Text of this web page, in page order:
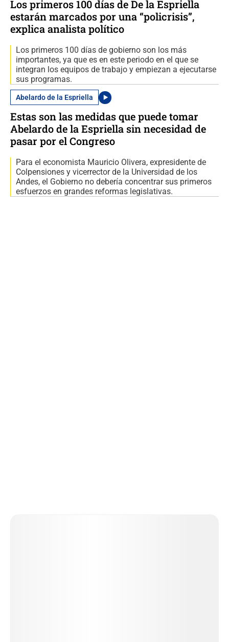
Los primeros 100 días de De la Espriella
estarán marcados por una “policrisis”,
explica analista político
Los primeros 100 días de gobierno son los más
importantes, ya que es en este periodo en el que se
integran los equipos de trabajo y empiezan a ejecutarse
sus programas.
Abelardo de la Espriella
Estas son las medidas que puede tomar
Abelardo de la Espriella sin necesidad de
pasar por el Congreso
Para el economista Mauricio Olivera, expresidente de
Colpensiones y vicerrector de la Universidad de los
Andes, el Gobierno no debería concentrar sus primeros
esfuerzos en grandes reformas legislativas.